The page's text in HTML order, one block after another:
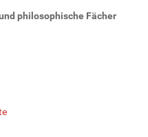
philosophische Fächer